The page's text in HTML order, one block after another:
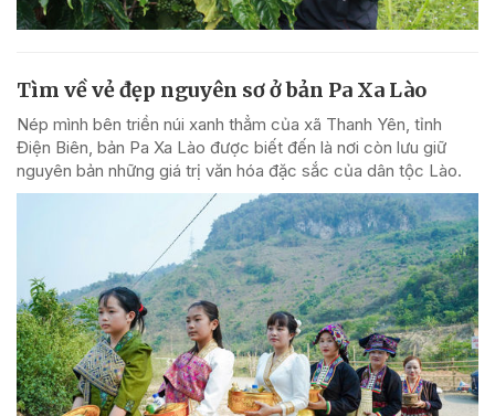
Tìm về vẻ đẹp nguyên sơ ở bản Pa Xa Lào
Nép mình bên triền núi xanh thẳm của xã Thanh Yên, tỉnh
Điện Biên, bản Pa Xa Lào được biết đến là nơi còn lưu giữ
nguyên bản những giá trị văn hóa đặc sắc của dân tộc Lào.